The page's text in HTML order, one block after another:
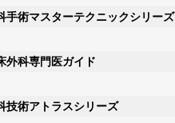
手術マスターテクニックシリーズ
外科専門医ガイド
技術アトラスシリーズ